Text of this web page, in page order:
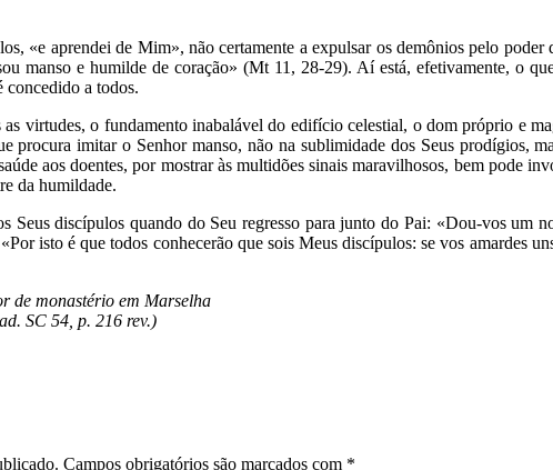
«e aprendei de Mim», não certamente a expulsar os demônios pelo
manso e humilde de coração» (Mt 11, 28-29). Aí está, efetivamente, o
concedido a todos.
as virtudes, o fundamento inabalável do edifício celestial, o dom próprio e
procura imitar o Senhor manso, não na sublimidade dos Seus prodígios,
aos doentes, por mostrar às multidões sinais maravilhosos, bem pode
da humildade.
Seus discípulos quando do Seu regresso para junto do Pai: «Dou-vos um
isto é que todos conhecerão que sois Meus discípulos: se vos amardes
de monastério em Marselha
SC 54, p. 216 rev.)
Campos obrigatórios são marcados com *